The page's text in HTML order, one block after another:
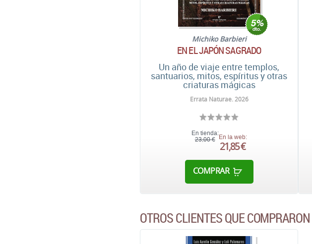
Michiko Barbieri
EN EL JAPÓN SAGRADO
Un año de viaje entre templos,
santuarios, mitos, espíritus y otras
criaturas mágicas
Errata Naturae. 2026
En tienda:
23,00 € En la web:
21,85 €
COMPRAR
OTROS CLIENTES QUE